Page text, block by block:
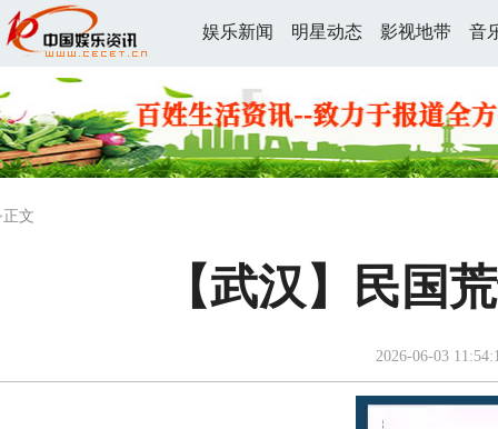
娱乐新闻 明星动态 影视地带 音
文
【武汉】民国
2026-06-03